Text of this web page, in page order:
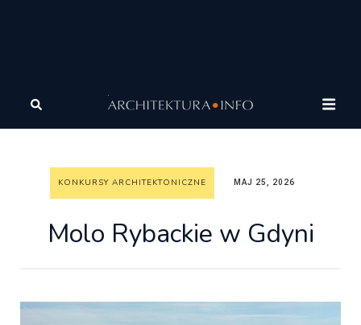
Wiadomości
Molo Rybackie w Gdyni
KONKURSY ARCHITEKTONICZNE MAJ 25, 2026
Molo Rybackie w Gdyni